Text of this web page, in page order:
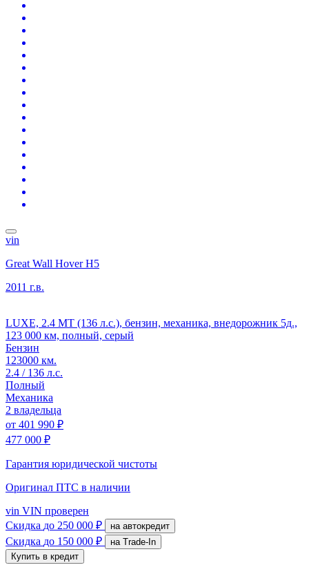
vin
Great Wall Hover H5
2011 г.в.
LUXE, 2.4 MT (136 л.с.), бензин, механика, внедорожник 5д.,
123 000 км, полный, серый
Бензин
123000 км.
2.4 / 136 л.с.
Полный
Механика
2 владельца
от 401 990 ₽
477 000 ₽
Гарантия юридической чистоты
Оригинал ПТС в наличии
vin VIN проверен
Скидка до 250 000 ₽ на автокредит
Скидка до 150 000 ₽
на Trade-In
Купить в кредит